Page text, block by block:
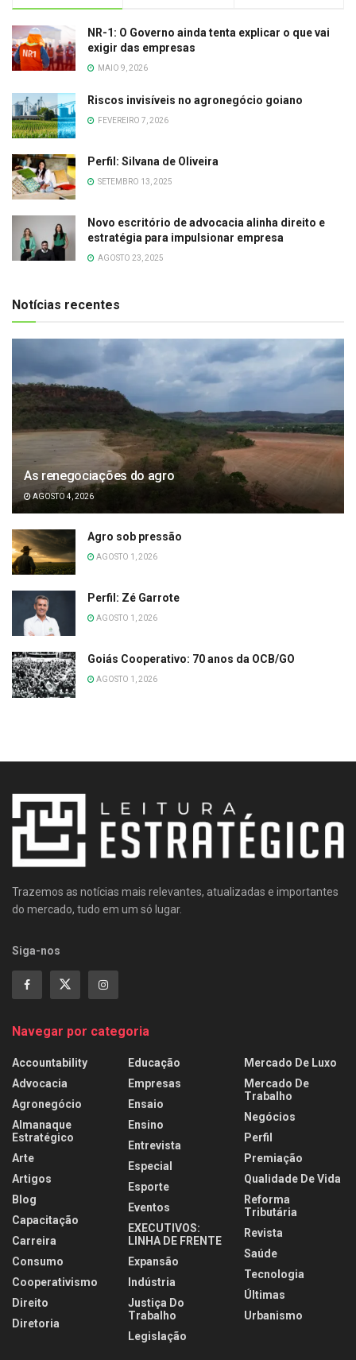
NR-1: O Governo ainda tenta explicar o que vai
exigir das empresas
MAIO 9, 2026
Riscos invisíveis no agronegócio goiano
FEVEREIRO 7, 2026
Perfil: Silvana de Oliveira
SETEMBRO 13, 2025
Novo escritório de advocacia alinha direito e
estratégia para impulsionar empresa
AGOSTO 23, 2025
Notícias recentes
As renegociações do agro
AGOSTO 4, 2026
Agro sob pressão
AGOSTO 1, 2026
Perfil: Zé Garrote
AGOSTO 1, 2026
Goiás Cooperativo: 70 anos da OCB/GO
AGOSTO 1, 2026
Trazemos as notícias mais relevantes, atualizadas e importantes
do mercado, tudo em um só lugar.
Siga-nos
Navegar por categoria
Accountability
Advocacia
Agronegócio
Almanaque
Estratégico
Arte
Artigos
Blog
Capacitação
Carreira
Consumo
Cooperativismo
Direito
Diretoria
Educação
Empresas
Ensaio
Ensino
Entrevista
Especial
Esporte
Eventos
EXECUTIVOS:
LINHA DE FRENTE
Expansão
Indústria
Justiça Do
Trabalho
Legislação
Mercado De Luxo
Mercado De
Trabalho
Negócios
Perfil
Premiação
Qualidade De Vida
Reforma
Tributária
Revista
Saúde
Tecnologia
Últimas
Urbanismo